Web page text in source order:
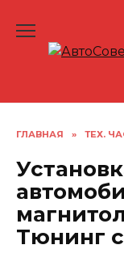
содержанию
ГЛАВНАЯ » ТЕХ.
Тюнинг